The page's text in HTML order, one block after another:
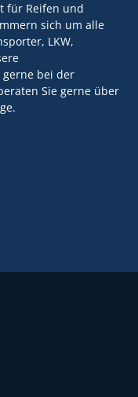
für Reifen und
sich um alle
LKW,
bei der
Sie gerne über